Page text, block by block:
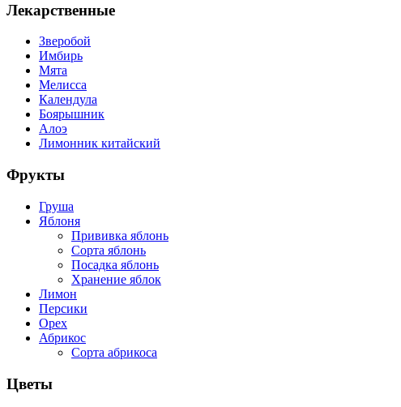
Лекарственные
Зверобой
Имбирь
Мята
Мелисса
Календула
Боярышник
Алоэ
Лимонник китайский
Фрукты
Груша
Яблоня
Прививка яблонь
Сорта яблонь
Посадка яблонь
Хранение яблок
Лимон
Персики
Орех
Абрикос
Сорта абрикоса
Цветы